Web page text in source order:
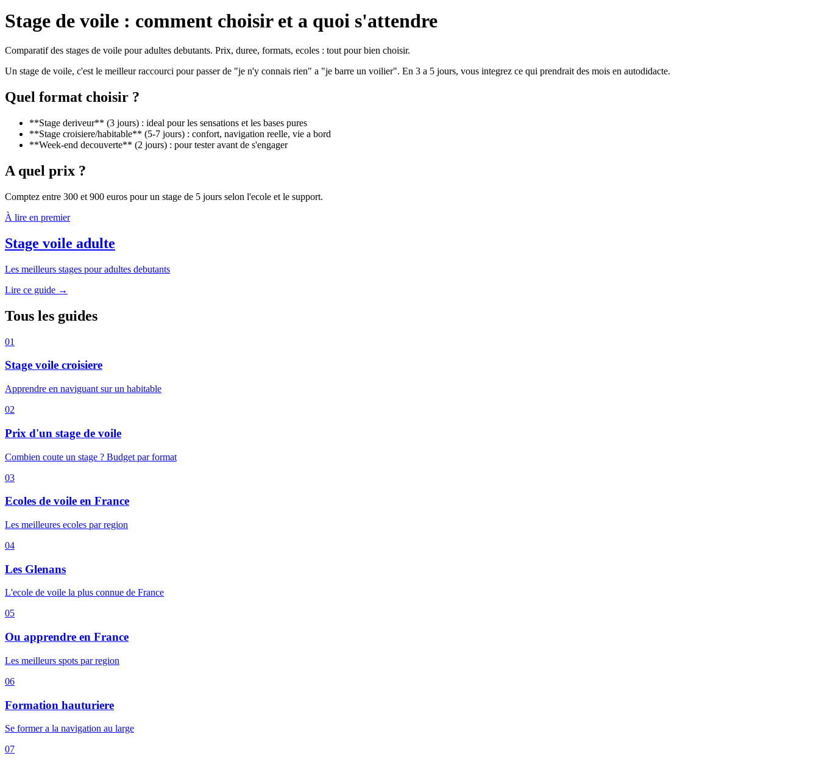
Stage de voile : comment choisir et a quoi s'attendre
Comparatif des stages de voile pour adultes debutants. Prix, duree, formats, ecoles : tout pour bien choisir.
Un stage de voile, c'est le meilleur raccourci pour passer de "je n'y connais rien" a "je barre un voilier". En 3 a 5 jours, vous integrez ce qui prendrait des mois en autodidacte.
Quel format choisir ?
**Stage deriveur** (3 jours) : ideal pour les sensations et les bases pures
**Stage croisiere/habitable** (5-7 jours) : confort, navigation reelle, vie a bord
**Week-end decouverte** (2 jours) : pour tester avant de s'engager
A quel prix ?
Comptez entre 300 et 900 euros pour un stage de 5 jours selon l'ecole et le support.
À lire en premier
Stage voile adulte
Les meilleurs stages pour adultes debutants
Lire ce guide →
Tous les guides
01
Stage voile croisiere
Apprendre en naviguant sur un habitable
02
Prix d'un stage de voile
Combien coute un stage ? Budget par format
03
Ecoles de voile en France
Les meilleures ecoles par region
04
Les Glenans
L'ecole de voile la plus connue de France
05
Ou apprendre en France
Les meilleurs spots par region
06
Formation hauturiere
Se former a la navigation au large
07